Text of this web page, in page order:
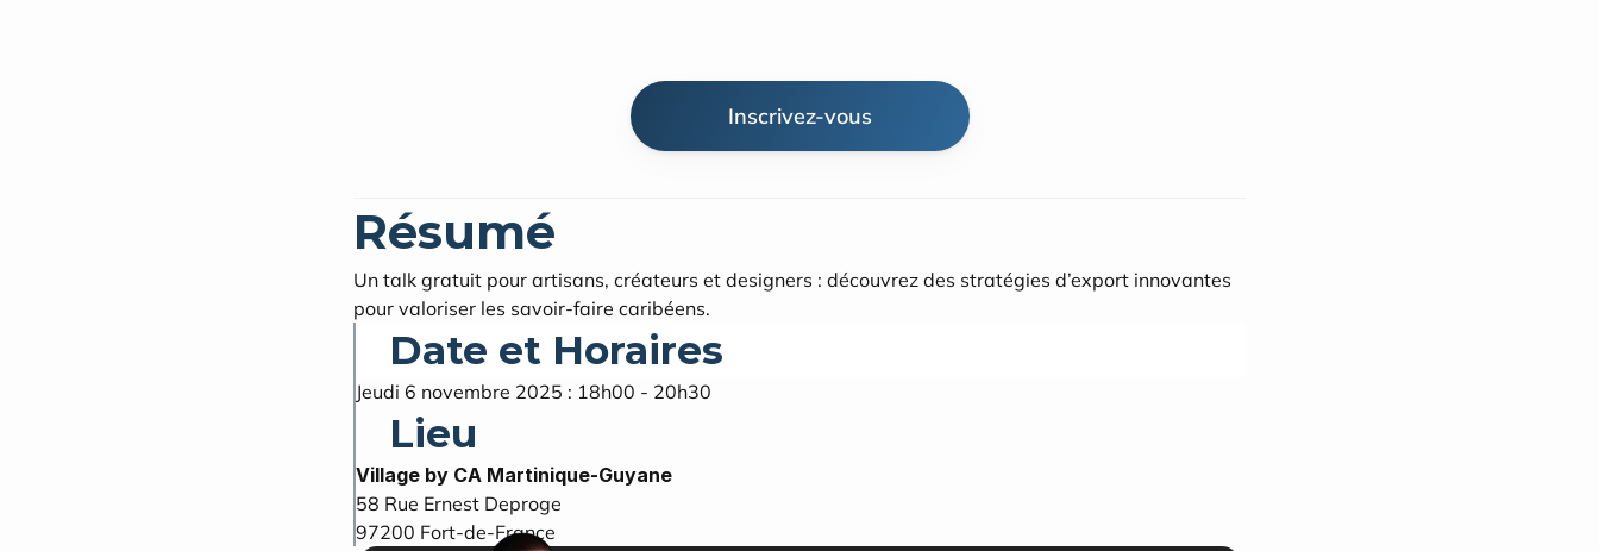
Inscrivez-vous
Résumé
Un talk gratuit pour artisans, créateurs et designers : découvrez des stratégies d’export innovantes
pour valoriser les savoir-faire caribéens.
Date et Horaires
Jeudi 6 novembre 2025 : 18h00 - 20h30
Lieu
Village by CA Martinique‑Guyane
58 Rue Ernest Deproge
97200 Fort‑de‑France